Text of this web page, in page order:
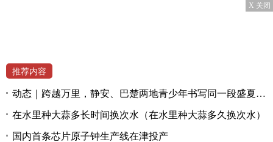
X 关闭
推荐内容
动态｜跨越万里，静安、巴楚两地青少年书写同一段盛夏美好记忆
在水里种大蒜多长时间换次水（在水里种大蒜多久换次水）
国内首条芯片原子钟生产线在津投产